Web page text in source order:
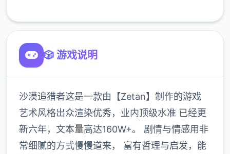
🎲 游戏说明
沙漠追猎者这是一款由【Zetan】制作的游戏
艺术风格出众渲染优秀，业内顶级水准 已经更
新六年，文本量高达160W+。 剧情与情感用非
常细腻的方式慢慢道来， 富有哲理与启发，能